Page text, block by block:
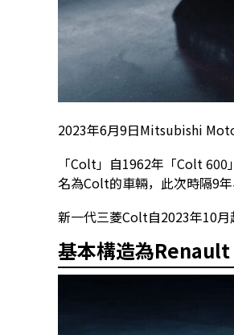
2023年6月9日Mitsubishi
「Colt」自1962年「Colt
名為Colt的車輛，此次時隔9
新一代三菱Colt自2023年10月
基本構造為